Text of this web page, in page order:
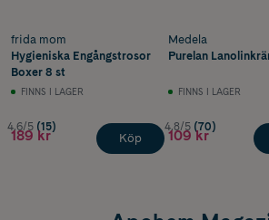
frida mom
Hygieniska Engångstrosor
Boxer 8 st
FINNS I LAGER
4.6/5 (15)
189 kr Köp
Medela
Purelan
FINNS I LAGER
4.8/5 (70)
109 kr